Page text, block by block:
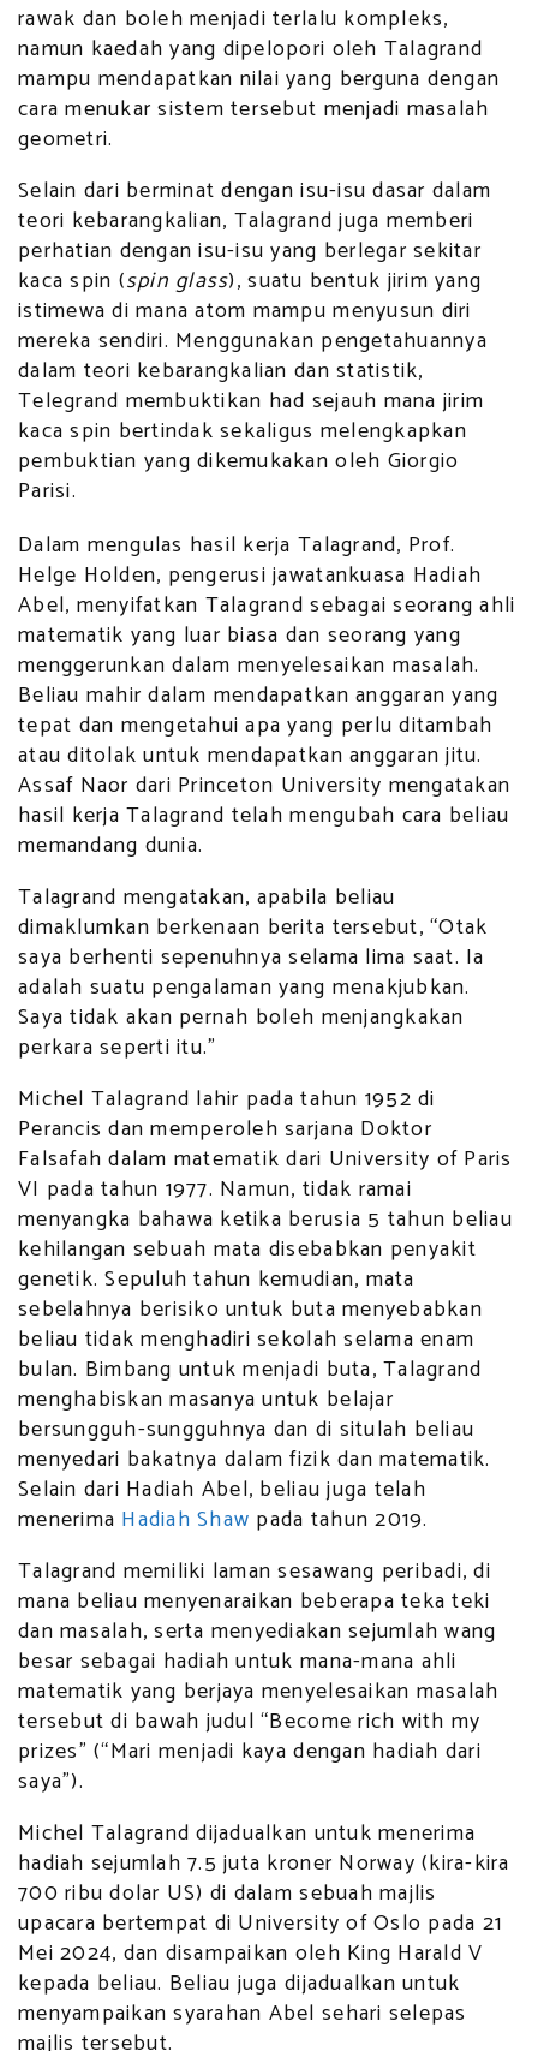
rawak dan boleh menjadi terlalu kompleks,
namun kaedah yang dipelopori oleh Talagrand
mampu mendapatkan nilai yang berguna dengan
cara menukar sistem tersebut menjadi masalah
geometri.
Selain dari berminat dengan isu-isu dasar dalam
teori kebarangkalian, Talagrand juga memberi
perhatian dengan isu-isu yang berlegar sekitar
kaca spin (spin glass), suatu bentuk jirim yang
istimewa di mana atom mampu menyusun diri
mereka sendiri. Menggunakan pengetahuannya
dalam teori kebarangkalian dan statistik,
Telegrand membuktikan had sejauh mana jirim
kaca spin bertindak sekaligus melengkapkan
pembuktian yang dikemukakan oleh Giorgio
Parisi.
Dalam mengulas hasil kerja Talagrand, Prof.
Helge Holden, pengerusi jawatankuasa Hadiah
Abel, menyifatkan Talagrand sebagai seorang ahli
matematik yang luar biasa dan seorang yang
menggerunkan dalam menyelesaikan masalah.
Beliau mahir dalam mendapatkan anggaran yang
tepat dan mengetahui apa yang perlu ditambah
atau ditolak untuk mendapatkan anggaran jitu.
Assaf Naor dari Princeton University mengatakan
hasil kerja Talagrand telah mengubah cara beliau
memandang dunia.
Talagrand mengatakan, apabila beliau
dimaklumkan berkenaan berita tersebut, “Otak
saya berhenti sepenuhnya selama lima saat. Ia
adalah suatu pengalaman yang menakjubkan.
Saya tidak akan pernah boleh menjangkakan
perkara seperti itu.”
Michel Talagrand lahir pada tahun 1952 di
Perancis dan memperoleh sarjana Doktor
Falsafah dalam matematik dari University of Paris
VI pada tahun 1977. Namun, tidak ramai
menyangka bahawa ketika berusia 5 tahun beliau
kehilangan sebuah mata disebabkan penyakit
genetik. Sepuluh tahun kemudian, mata
sebelahnya berisiko untuk buta menyebabkan
beliau tidak menghadiri sekolah selama enam
bulan. Bimbang untuk menjadi buta, Talagrand
menghabiskan masanya untuk belajar
bersungguh-sungguhnya dan di situlah beliau
menyedari bakatnya dalam fizik dan matematik.
Selain dari Hadiah Abel, beliau juga telah
menerima Hadiah Shaw pada tahun 2019.
Talagrand memiliki laman sesawang peribadi, di
mana beliau menyenaraikan beberapa teka teki
dan masalah, serta menyediakan sejumlah wang
besar sebagai hadiah untuk mana-mana ahli
matematik yang berjaya menyelesaikan masalah
tersebut di bawah judul “Become rich with my
prizes” (“Mari menjadi kaya dengan hadiah dari
saya”).
Michel Talagrand dijadualkan untuk menerima
hadiah sejumlah 7.5 juta kroner Norway (kira-kira
700 ribu dolar US) di dalam sebuah majlis
upacara bertempat di University of Oslo pada 21
Mei 2024, dan disampaikan oleh King Harald V
kepada beliau. Beliau juga dijadualkan untuk
menyampaikan syarahan Abel sehari selepas